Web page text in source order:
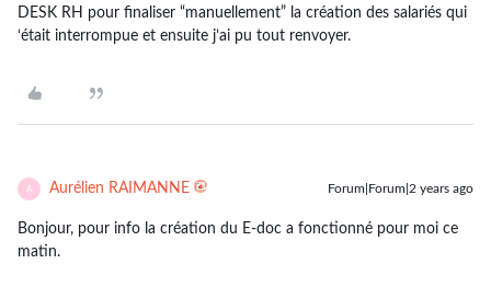
DESK RH pour finaliser “manuellement” la création des salariés qui
‘était interrompue et ensuite j’ai pu tout renvoyer.
A Aurélien RAIMANNE Forum|Forum|2 years ago
Bonjour, pour info la création du E-doc a fonctionné pour moi ce
matin.